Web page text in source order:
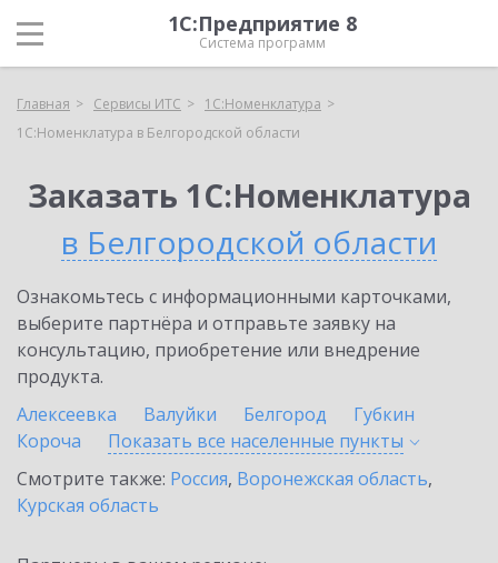
1С:Предприятие 8
Система программ
Главная Сервисы ИТС
1С:Номенклатура
1С:Номенклатура в Белгородской области
Заказать 1С:Номенклатура
в Белгородской области
Ознакомьтесь с информационными карточками,
выберите партнёра и отправьте заявку на
консультацию, приобретение или внедрение
продукта.
Алексеевка
Валуйки Белгород
Губкин
Короча
Показать все населенные пункты
Смотрите также: Россия, Воронежская область,
Курская область